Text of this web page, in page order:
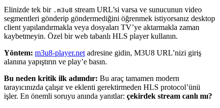
Elinizde tek bir .m3u8 stream URL’si varsa ve sunucunun video
segmentleri gönderip göndermediğini öğrenmek istiyorsanız desktop
client yapılandırmakla veya dosyaları TV’ye aktarmakla zaman
kaybetmeyin. Özel bir web tabanlı HLS player kullanın.
Yöntem: m3u8-player.net adresine gidin, M3U8 URL’nizi giriş
alanına yapıştırın ve play’e basın.
Bu neden kritik ilk adımdır: Bu araç tamamen modern
tarayıcınızda çalışır ve eklenti gerektirmeden HLS protocol’ünü
işler. En önemli soruyu anında yanıtlar: çekirdek stream canlı mı?